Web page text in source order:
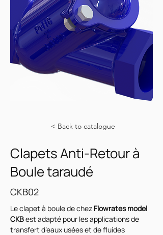
< Back to catalogue
Clapets Anti-Retour à
Boule taraudé
CKB02
Le clapet à boule de chez Flowrates model
CKB est adapté pour les applications de
transfert d’eaux usées et de fluides